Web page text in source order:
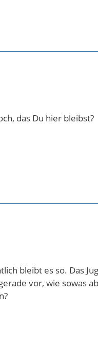
das Du hier bleibst?
bleibt es so. Das
vor, wie sowas